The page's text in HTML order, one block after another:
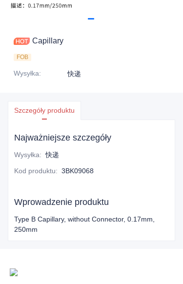
Capillary
FOB
Wysyłka: 快递
Szczegóły produktu
Najważniejsze szczegóły
Wysyłka: 快递
Kod produktu: 3BK09068
Wprowadzenie produktu
Type B Capillary, without Connector, 0.17mm,
250mm